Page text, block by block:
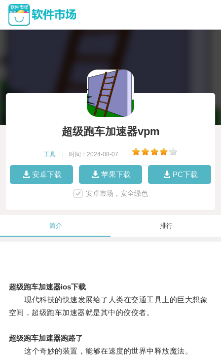
超级跑车加速器vpm
工具 时间：2024-08-07
安卓下载 苹果下载 PC下载
安卓市场，安全绿色
简介 排行
超级跑车加速器ios下载
现代科技的快速发展给了人类在交通工具上的巨大想象
空间，超级跑车加速器就是其中的佼佼者。
超级跑车加速器跑路了
这个奇妙的装置，能够在速度的世界中释放魔法。